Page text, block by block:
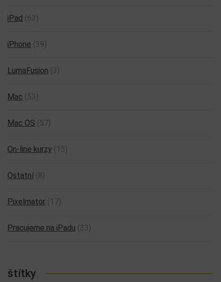
iPad (63)
iPhone (39)
LumaFusion (3)
Mac (53)
Mac OS (57)
On-line kurzy (15)
Ostatní (8)
Pixelmator (17)
Pracujeme na iPadu (33)
štítky